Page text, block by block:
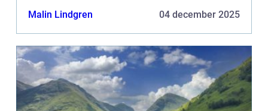
Malin Lindgren 04 december 2025